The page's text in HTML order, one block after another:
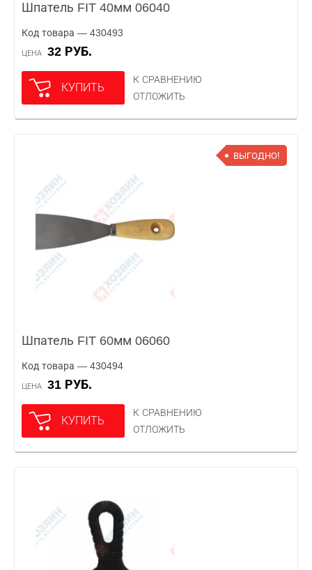
Шпатель FIT 40мм 06040
Код товара — 430493
ЦЕНА 32 РУБ.
КУПИТЬ
К СРАВНЕНИЮ
ОТЛОЖИТЬ
ВЫГОДНО!
Шпатель FIT 60мм 06060
Код товара — 430494
ЦЕНА 31 РУБ.
КУПИТЬ
К СРАВНЕНИЮ
ОТЛОЖИТЬ